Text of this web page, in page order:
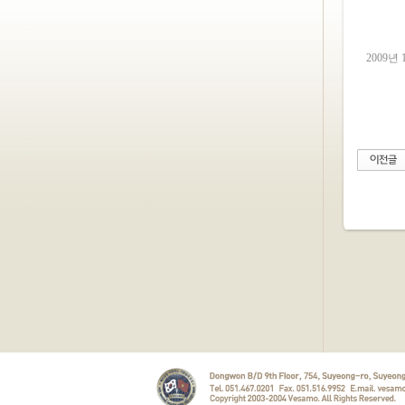
2009년